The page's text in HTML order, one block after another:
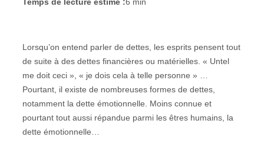
Lorsqu’on entend parler de dettes, les esprits pensent tout
de suite à des dettes financières ou matérielles. « Untel
me doit ceci », « je dois cela à telle personne » …
Pourtant, il existe de nombreuses formes de dettes,
notamment la dette émotionnelle. Moins connue et
pourtant tout aussi répandue parmi les êtres humains, la
dette émotionnelle…